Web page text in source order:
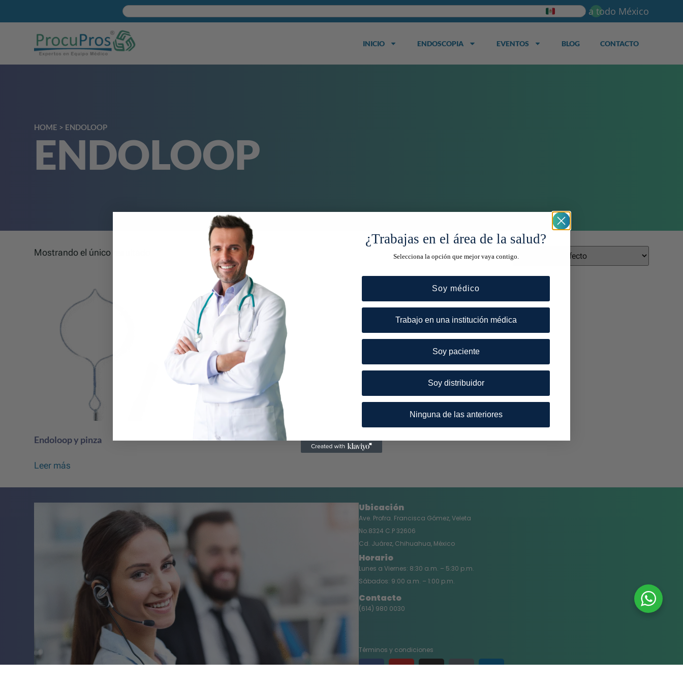
Envios a todo México
INICIO ENDOSCOPIA EVENTOS BLOG CONTACTO
HOME > ENDOLOOP
ENDOLOOP
Mostrando el único resultado
Endoloop y pinza
Leer más
Ubicación
Ave. Profra. Francisca Gómez, Veleta
No.8324 C.P 32606
Cd. Juárez, Chihuahua, México
Horario
Lunes a Viernes: 8:30 a.m. – 5:30 p.m.
Sábados: 9:00 a.m. – 1:00 p.m.
Contacto
(614) 980 0030
Términos y condiciones
¿Trabajas en el área de la salud?
Selecciona la opción que mejor vaya contigo.
Soy médico
Trabajo en una institución médica
Soy paciente
Soy distribuidor
Ninguna de las anteriores